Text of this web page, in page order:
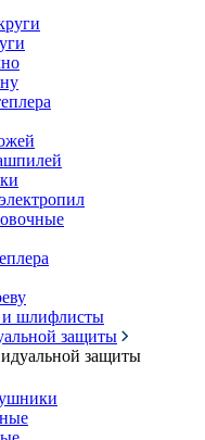
шлифлисты
защиты
защиты